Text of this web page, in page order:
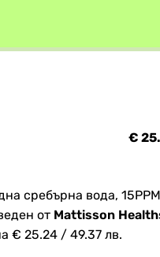
€
сребърна вода,
от Mattisson
€ 25.24 / 49.37 лв.